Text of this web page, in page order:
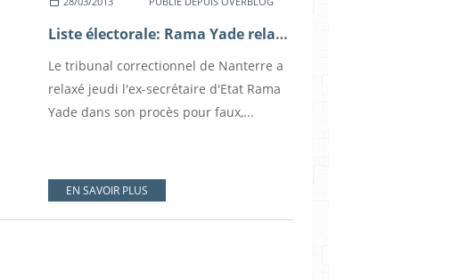
Liste électorale: Rama Yade relaxée
Le tribunal correctionnel de Nanterre a
relaxé jeudi l'ex-secrétaire d'Etat Rama
Yade dans son procès pour faux,...
EN SAVOIR PLUS